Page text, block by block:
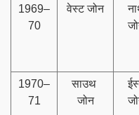
1969–
70
वेस्ट जोन
1970–
71
साउथ
जोन